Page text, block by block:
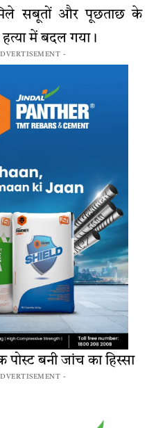
सबूतों और पूछताछ के
में बदल गया।
-
पोस्ट बनी जांच का हिस्सा
-